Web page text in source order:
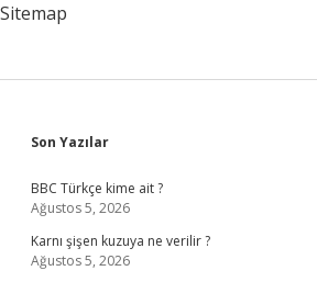
Sitemap
Sidebar
Son Yazılar
BBC Türkçe kime ait ?
Ağustos 5, 2026
Karnı şişen kuzuya ne verilir ?
Ağustos 5, 2026